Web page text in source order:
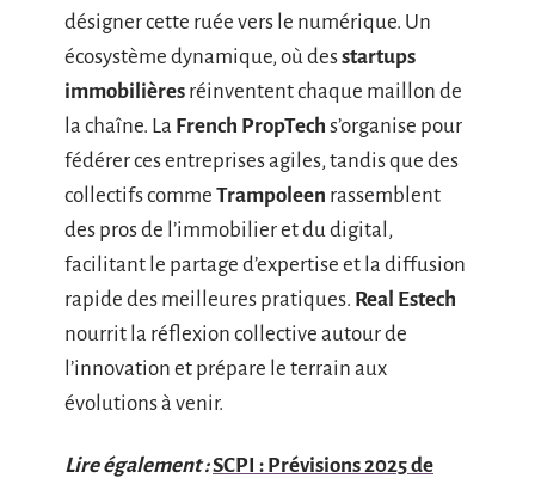
désigner cette ruée vers le numérique. Un
écosystème dynamique, où desstartups
immobilières réinventent chaque maillon de
la chaîne. La French PropTech s’organise pour
fédérer ces entreprises agiles, tandis que des
collectifs comme Trampoleen rassemblent
des pros de l’immobilier et du digital,
facilitant le partage d’expertise et la diffusion
rapide des meilleures pratiques. Real Estech
nourrit la réflexion collective autour de
l’innovation et prépare le terrain aux
évolutions à venir.
Lire également :SCPI : Prévisions 2025 de